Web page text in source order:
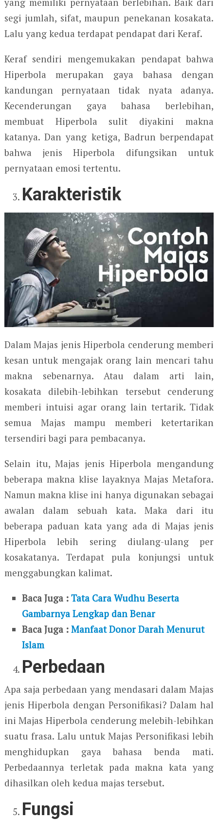
segi jumlah, sifat, maupun penekanan kosakata.
Lalu yang kedua terdapat pendapat dari Keraf.
Keraf sendiri mengemukakan pendapat bahwa
Hiperbola merupakan gaya bahasa dengan
kandungan pernyataan tidak nyata adanya.
Kecenderungan gaya bahasa berlebihan,
membuat Hiperbola sulit diyakini makna
katanya. Dan yang ketiga, Badrun berpendapat
bahwa jenis Hiperbola difungsikan untuk
pernyataan emosi tertentu.
Karakteristik
Dalam Majas jenis Hiperbola cenderung memberi
kesan untuk mengajak orang lain mencari tahu
makna sebenarnya. Atau dalam arti lain,
kosakata dilebih-lebihkan tersebut cenderung
memberi intuisi agar orang lain tertarik. Tidak
semua Majas mampu memberi ketertarikan
tersendiri bagi para pembacanya.
Selain itu, Majas jenis Hiperbola mengandung
beberapa makna klise layaknya Majas Metafora.
Namun makna klise ini hanya digunakan sebagai
awalan dalam sebuah kata. Maka dari itu
beberapa paduan kata yang ada di Majas jenis
Hiperbola lebih sering diulang-ulang per
kosakatanya. Terdapat pula konjungsi untuk
menggabungkan kalimat.
Baca Juga :Tata Cara Wudhu Beserta
Gambarnya Lengkap dan Benar
Baca Juga :Manfaat Donor Darah Menurut
Islam
Perbedaan
Apa saja perbedaan yang mendasari dalam Majas
jenis Hiperbola dengan Personifikasi? Dalam hal
ini Majas Hiperbola cenderung melebih-lebihkan
suatu frasa. Lalu untuk Majas Personifikasi lebih
menghidupkan gaya bahasa benda mati.
Perbedaannya terletak pada makna kata yang
dihasilkan oleh kedua majas tersebut.
Fungsi